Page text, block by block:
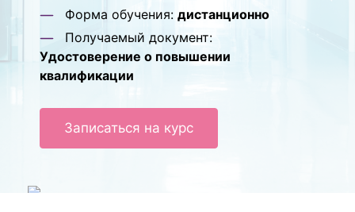
Форма обучения: дистанционно
Получаемый документ:
Удостоверение о повышении
квалификации
Записаться на курс